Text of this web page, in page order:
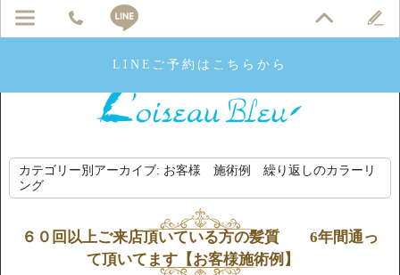
LINEご予約はこちらから
カテゴリー別アーカイブ: お客様 施術例 繰り返しのカラーリ
ング
６０回以上ご来店頂いている方の髪質 6年間通っ
て頂いてます【お客様施術例】